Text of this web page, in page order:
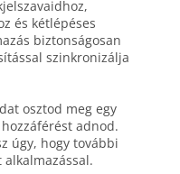
és kétlépéses
biztonságosan
szinkronizálja
osztod meg egy
adnod.
úgy, hogy további